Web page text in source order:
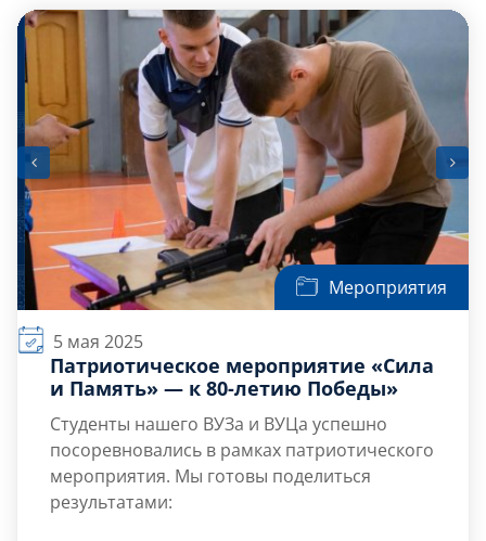
офицеры с […]
Мероприятия
5 мая 2025
Патриотическое мероприятие «Сила
и Память» — к 80-летию Победы»
Студенты нашего ВУЗа и ВУЦа успешно
посоревновались в рамках патриотического
мероприятия. Мы готовы поделиться
результатами: